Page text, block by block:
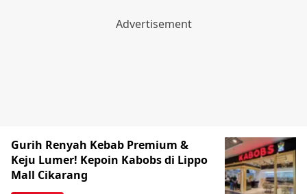
Gurih Renyah Kebab Premium &
Keju Lumer! Kepoin Kabobs di Lippo
Mall Cikarang